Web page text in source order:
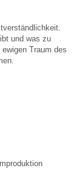
und was zu
Traum des